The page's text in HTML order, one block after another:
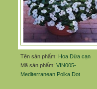
Tên sản phẩm: Hoa Dừa cạn
Mã sản phẩm: VIN005-
Mediterranean Polka Dot